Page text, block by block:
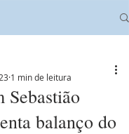
Sebastião
balanço do
1 min de leitura